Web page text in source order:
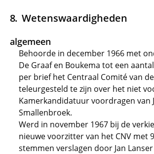
Wetenswaardigheden
algemeen
Behoorde in december 1966 met
De Graaf en Boukema tot een
per brief het Centraal Comité van
teleurgesteld te zijn over het niet
Kamerkandidatuur voordragen van
Smallenbroek.
Werd in november 1967 bij de
nieuwe voorzitter van het CNV met
stemmen verslagen door Jan Lanser